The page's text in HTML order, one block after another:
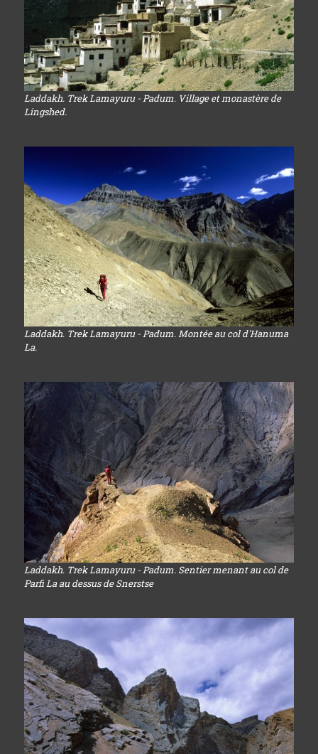
Laddakh. Trek Lamayuru - Padum. Village et monastère de
Lingshed.
Laddakh. Trek Lamayuru - Padum. Montée au col d'Hanuma
La.
Laddakh. Trek Lamayuru - Padum. Sentier menant au col de
Parfi La au dessus de Snerstse